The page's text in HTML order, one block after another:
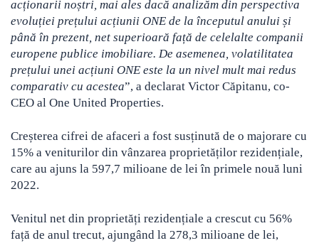
acționarii noștri, mai ales dacă analizăm din perspectiva
evoluției prețului acțiunii ONE de la începutul anului și
până în prezent, net superioară față de celelalte companii
europene publice imobiliare. De asemenea, volatilitatea
prețului unei acțiuni ONE este la un nivel mult mai redus
comparativ cu acestea”, a declarat Victor Căpitanu, co-
CEO al One United Properties.
Creșterea cifrei de afaceri a fost susținută de o majorare cu
15% a veniturilor din vânzarea proprietăților rezidențiale,
care au ajuns la 597,7 milioane de lei în primele nouă luni
2022.
Venitul net din proprietăți rezidențiale a crescut cu 56%
față de anul trecut, ajungând la 278,3 milioane de lei,